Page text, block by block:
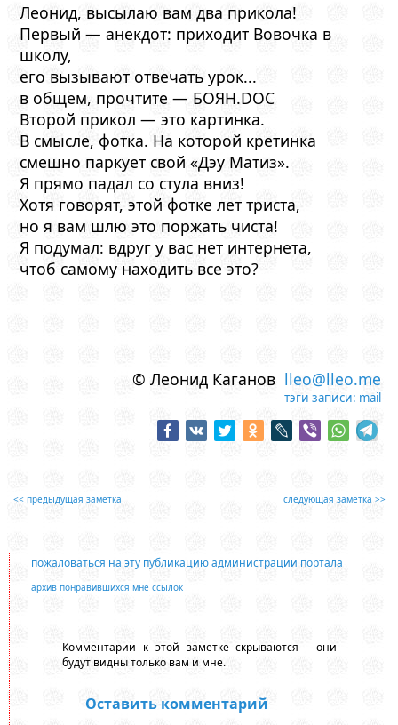
Леонид, высылаю вам два прикола!
Первый — анекдот: приходит Вовочка в
школу,
его вызывают отвечать урок...
в общем, прочтите — БОЯН.DOC
Второй прикол — это картинка.
В смысле, фотка. На которой кретинка
смешно паркует свой «Дэу Матиз».
Я прямо падал со стула вниз!
Хотя говорят, этой фотке лет триста,
но я вам шлю это поржать чиста!
Я подумал: вдруг у вас нет интернета,
чтоб самому находить все это?
© Леонид Каганов lleo@lleo.me
тэги записи: mail
<< предыдущая заметка следующая заметка >>
пожаловаться на эту публикацию администрации портала
архив понравившихся мне ссылок
Комментарии к этой заметке скрываются - они
будут видны только вам и мне.
Оставить комментарий